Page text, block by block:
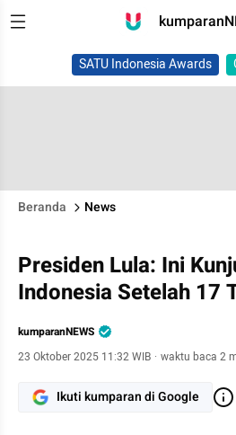
SATU Indonesia Awards
Beranda News
Presiden Lula: Ini
Indonesia Setelah 17
kumparanNEWS
23 Oktober 2025 11:32 WIB · waktu baca 2
Ikuti kumparan di Google